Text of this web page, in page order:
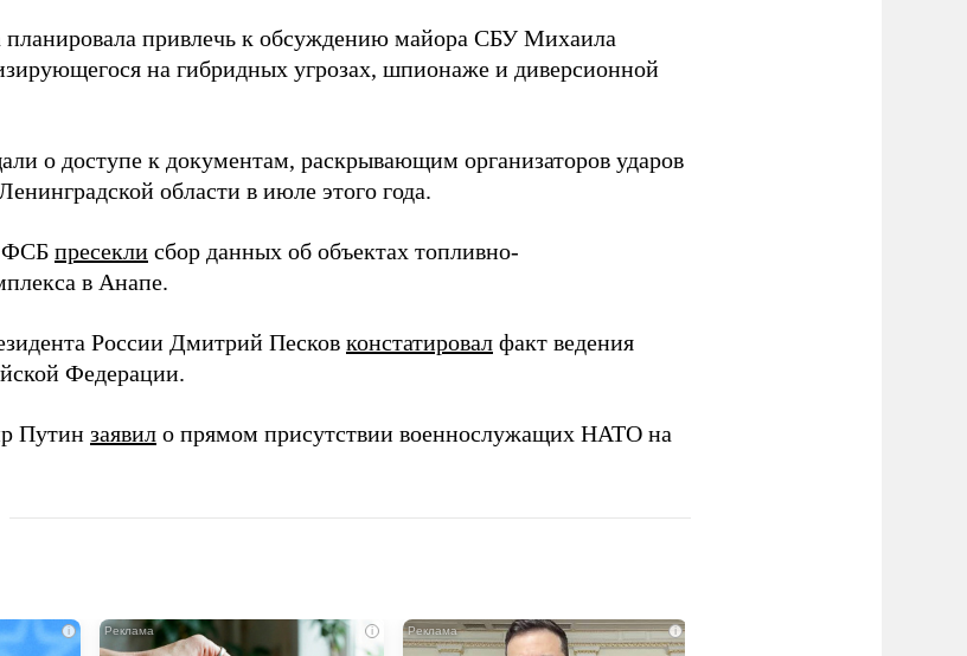
планировала привлечь к обсуждению майора СБУ Михаила
на гибридных угрозах, шпионаже и диверсионной
о доступе к документам, раскрывающим организаторов ударов
области в июле этого года.
ФСБ пресекли сбор данных об объектах топливно-
в Анапе.
России Дмитрий Песков констатировал факт ведения
Федерации.
Путин заявил о прямом присутствии военнослужащих НАТО на
i i i